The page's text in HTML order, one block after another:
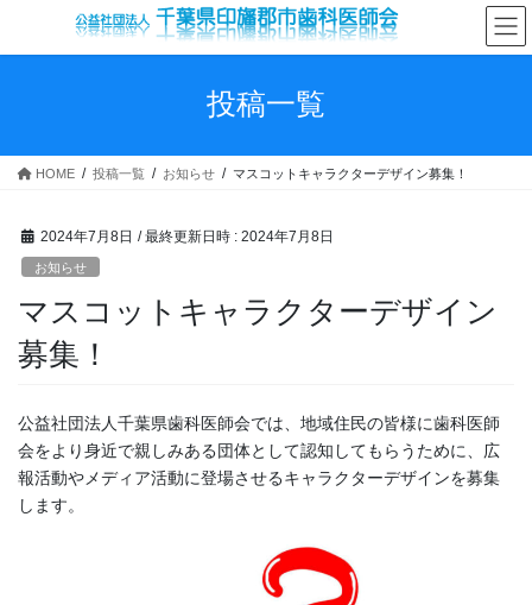
テ
ス
ゲ
ン
投稿一覧
HOME 投稿一覧 お知らせ マスコットキャラクターデザイン募集！
2024年7月8日 / 最終更新日時 : 2024年7月8日
お知らせ
マスコットキャラクターデザイン
募集！
公益社団法人千葉県歯科医師会では、地域住民の皆様に歯科医師
会をより身近で親しみある団体として認知してもらうために、広
報活動やメディア活動に登場させるキャラクターデザインを募集
します。